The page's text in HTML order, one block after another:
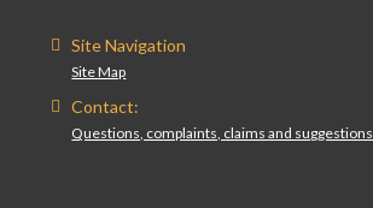
Site Navigation
Site Map
Contact:
Questions, complaints, claims and suggestions